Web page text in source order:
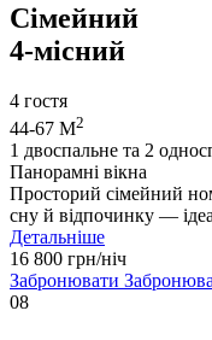
Сімейний
4-місний
4 гостя
44-67 М2
1 двоспальне та 2
Панорамні вікна
Просторий сімейний
сну й відпочинку —
Детальніше
16 800 грн/ніч
Забронювати
08